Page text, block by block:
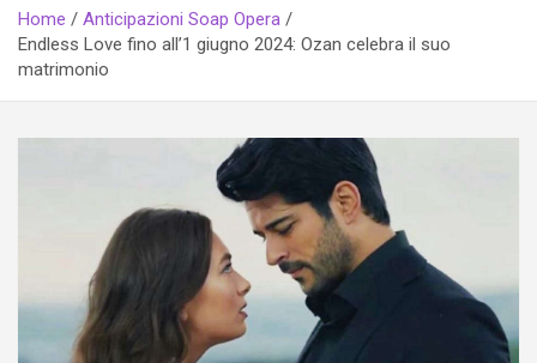
Home
Anticipazioni Soap Opera
Endless Love fino all’1 giugno 2024: Ozan celebra il suo
matrimonio